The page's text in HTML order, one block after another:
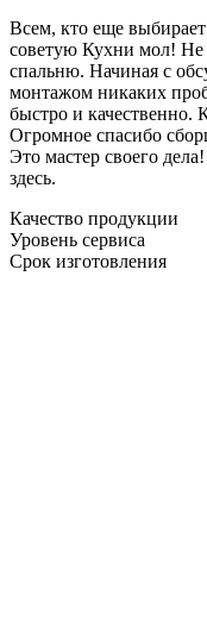
Всем, кто еще
советую Кухни мол! Не
спальню. Начиная с
монтажом никаких
быстро и качественно.
Огромное спасибо
Это мастер своего
здесь.
Качество продукции
Уровень сервиса
Срок изготовления